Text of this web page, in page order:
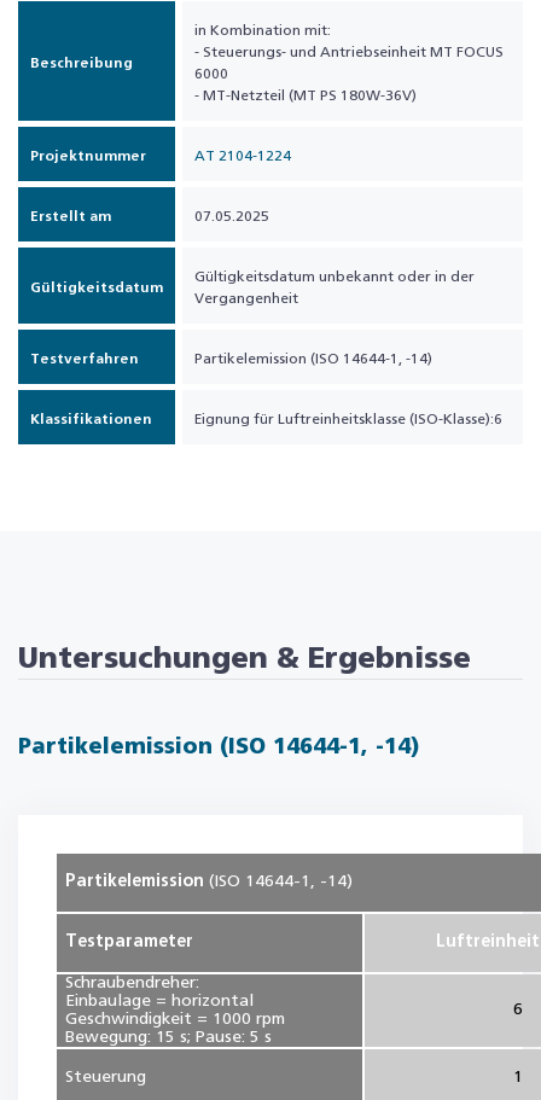
Beschreibung
in Kombination mit:
- Steuerungs- und Antriebseinheit MT FOCUS
6000
- MT-Netzteil (MT PS 180W-36V)
Projektnummer AT 2104-1224
Erstellt am 07.05.2025
Gültigkeitsdatum
Gültigkeitsdatum unbekannt oder in der
Vergangenheit
Testverfahren Partikelemission (ISO 14644-1, -14)
Klassifikationen Eignung für Luftreinheitsklasse (ISO-Klasse):6
Untersuchungen & Ergebnisse
Partikelemission (ISO 14644-1, -14)
Partikelemission(ISO 14644-1, -14)
Testparameter
Schraubendreher:
Einbaulage = horizontal
Geschwindigkeit = 1000 rpm
Bewegung: 15 s; Pause: 5 s
6
Steuerung 1